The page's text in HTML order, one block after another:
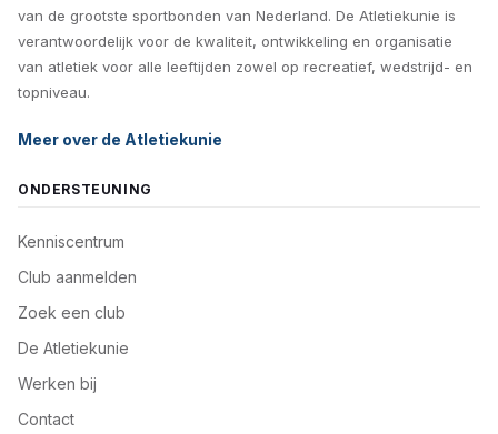
van de grootste sportbonden van Nederland. De Atletiekunie is
verantwoordelijk voor de kwaliteit, ontwikkeling en organisatie
van atletiek voor alle leeftijden zowel op recreatief, wedstrijd- en
topniveau.
Meer over de Atletiekunie
ONDERSTEUNING
Kenniscentrum
Club aanmelden
Zoek een club
De Atletiekunie
Werken bij
Contact